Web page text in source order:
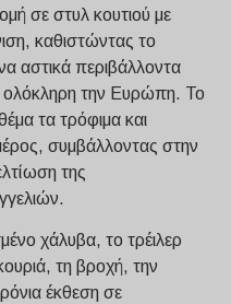
σε στυλ κουτιού με
καθιστώντας το
αστικά περιβάλλοντα
την Ευρώπη. Το
τα τρόφιμα και
συμβάλλοντας στην
της
χάλυβα, το τρέιλερ
τη βροχή, την
έκθεση σε